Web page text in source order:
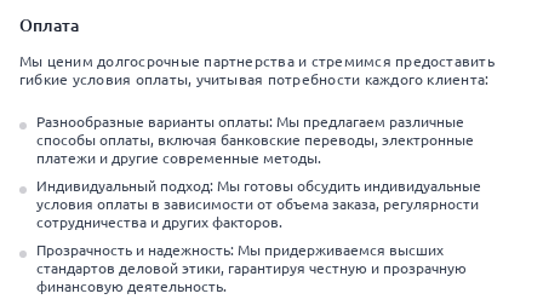
Оплата
Мы ценим долгосрочные партнерства и стремимся предоставить
гибкие условия оплаты, учитывая потребности каждого клиента:
Разнообразные варианты оплаты: Мы предлагаем различные
способы оплаты, включая банковские переводы, электронные
платежи и другие современные методы.
Индивидуальный подход: Мы готовы обсудить индивидуальные
условия оплаты в зависимости от объема заказа, регулярности
сотрудничества и других факторов.
Прозрачность и надежность: Мы придерживаемся высших
стандартов деловой этики, гарантируя честную и прозрачную
финансовую деятельность.